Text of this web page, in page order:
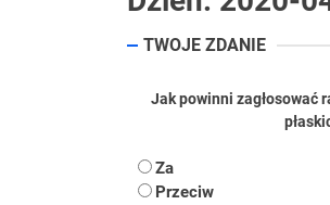
TWOJE ZDANIE
Jak powinni zagłosować
Za
Przeciw